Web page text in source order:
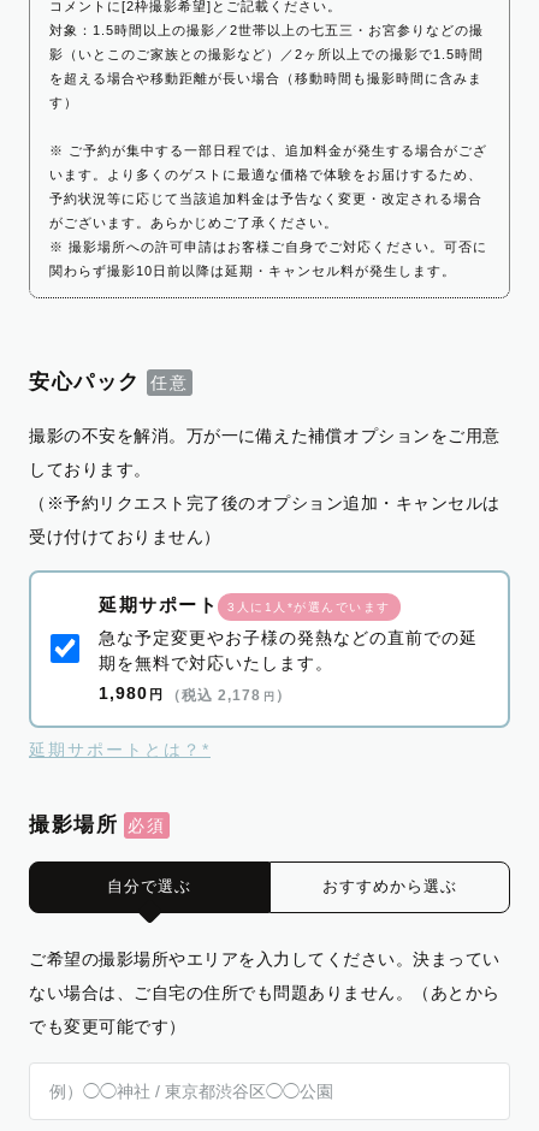
コメントに[2枠撮影希望]とご記載ください。
対象：1.5時間以上の撮影／2世帯以上の七五三・お宮参りなどの撮
影（いとこのご家族との撮影など）／2ヶ所以上での撮影で1.5時間
を超える場合や移動距離が長い場合（移動時間も撮影時間に含みま
す）
※ ご予約が集中する一部日程では、追加料金が発生する場合がござ
います。より多くのゲストに最適な価格で体験をお届けするため、
予約状況等に応じて当該追加料金は予告なく変更・改定される場合
がございます。あらかじめご了承ください。
※ 撮影場所への許可申請はお客様ご自身でご対応ください。可否に
関わらず撮影10日前以降は延期・キャンセル料が発生します。
安心パック
撮影の不安を解消。万が一に備えた補償オプションをご用意
しております。
（※予約リクエスト完了後のオプション追加・キャンセルは
受け付けておりません）
延期サポート 3人に1人*が選んでいます
急な予定変更やお子様の発熱などの直前での延
期を無料で対応いたします。
1,980 円 （税込 2,178 円 ）
延期サポートとは？*
撮影場所
自分で選ぶ おすすめから選ぶ
ご希望の撮影場所やエリアを入力してください。決まってい
ない場合は、ご自宅の住所でも問題ありません。（あとから
でも変更可能です）